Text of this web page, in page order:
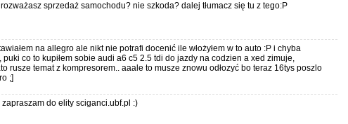
rozważasz sprzedaż samochodu? nie szkoda? dalej tłumacz się tu z tego:P
na allegro ale nikt nie potrafi docenić ile włożyłem w to auto :P i chyba
co to kupiłem sobie audi a6 c5 2.5 tdi do jazdy na codzien a xed zimuje,
rusze temat z kompresorem.. aaale to musze znowu odłozyć bo teraz 16tys poszlo
;]
do elity sciganci.ubf.pl :)